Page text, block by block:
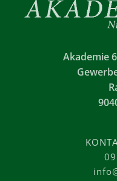
Akademie